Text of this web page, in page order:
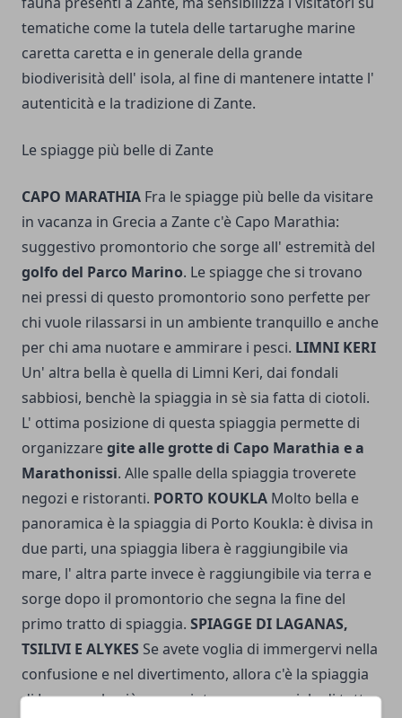
tematiche come la tutela delle tartarughe marine
caretta caretta e in generale della grande
biodiverisità dell' isola, al fine di mantenere intatte l'
autenticità e la tradizione di Zante.
Le spiagge più belle di Zante
CAPO MARATHIA Fra le spiagge più belle da visitare
in vacanza in Grecia a Zante c'è Capo Marathia:
suggestivo promontorio che sorge all' estremità del
golfo del Parco Marino. Le spiagge che si trovano
nei pressi di questo promontorio sono perfette per
chi vuole rilassarsi in un ambiente tranquillo e anche
per chi ama nuotare e ammirare i pesci. LIMNI KERI
Un' altra bella è quella di Limni Keri, dai fondali
sabbiosi, benchè la spiaggia in sè sia fatta di ciotoli.
L' ottima posizione di questa spiaggia permette di
organizzaregite alle grotte di Capo Marathia e a
Marathonissi. Alle spalle della spiaggia troverete
negozi e ristoranti. PORTO KOUKLA Molto bella e
panoramica è la spiaggia di Porto Koukla: è divisa in
due parti, una spiaggia libera è raggiungibile via
mare, l' altra parte invece è raggiungibile via terra e
sorge dopo il promontorio che segna la fine del
primo tratto di spiaggia. SPIAGGE DI LAGANAS,
TSILIVI E ALYKES Se avete voglia di immergervi nella
confusione e nel divertimento, allora c'è la spiaggia
di Laganas, la più conosciuta e commerciale di tutta